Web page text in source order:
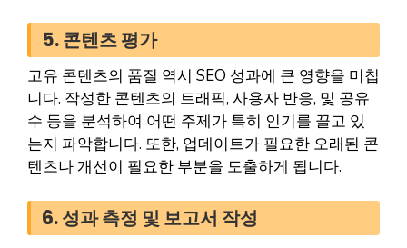
5. 콘텐츠 평가
고유 콘텐츠의 품질 역시 SEO 성과에 큰 영향을 미칩
니다. 작성한 콘텐츠의 트래픽, 사용자 반응, 및 공유
수 등을 분석하여 어떤 주제가 특히 인기를 끌고 있
는지 파악합니다. 또한, 업데이트가 필요한 오래된 콘
텐츠나 개선이 필요한 부분을 도출하게 됩니다.
6. 성과 측정 및 보고서 작성